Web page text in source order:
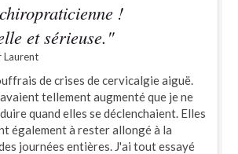
!
et sérieuse."
Laurent
de crises de cervicalgie aiguë.
tellement augmenté que je ne
quand elles se déclenchaient. Elles
également à rester allongé à la
journées entières. J'ai tout essayé